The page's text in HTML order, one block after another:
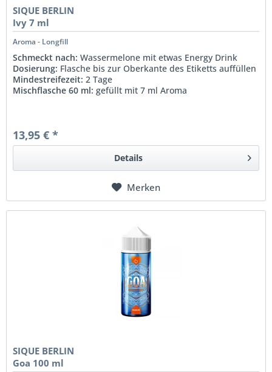
SIQUE BERLIN
Ivy 7 ml
Aroma - Longfill
Schmeckt nach: Wassermelone mit etwas Energy Drink
Dosierung: Flasche bis zur Oberkante des Etiketts auffüllen
Mindestreifezeit: 2 Tage
Mischflasche 60 ml: gefüllt mit 7 ml Aroma
13,95 € *
Details
Merken
SIQUE BERLIN
Goa 100 ml